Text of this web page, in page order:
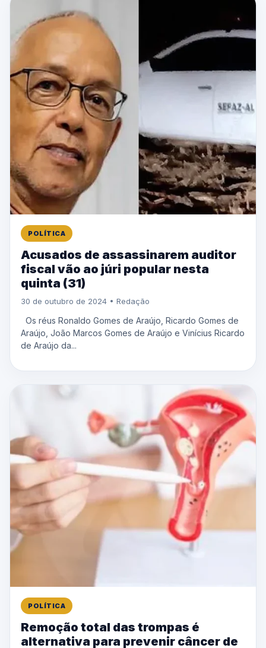
POLÍTICA
Acusados ​​de assassinarem auditor
fiscal vão ao júri popular nesta
quinta (31)
30 de outubro de 2024 • Redação
Os réus Ronaldo Gomes de Araújo, Ricardo Gomes de
Araújo, João Marcos Gomes de Araújo e Vinícius Ricardo
de Araújo da...
POLÍTICA
Remoção total das trompas é
alternativa para prevenir câncer de